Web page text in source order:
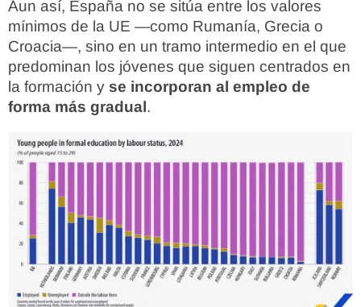
Aun así, España no se sitúa entre los valores
mínimos de la UE —como Rumanía, Grecia o
Croacia—, sino en un tramo intermedio en el que
predominan los jóvenes que siguen centrados en
la formación y se incorporan al empleo de
forma más gradual.